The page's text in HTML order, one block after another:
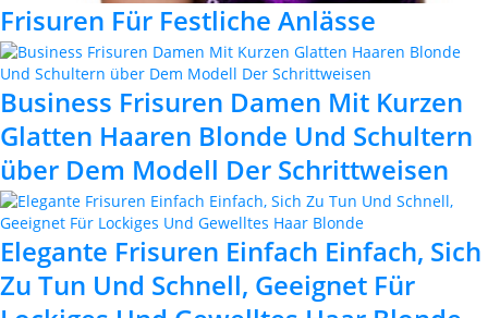
Frisuren Für Festliche Anlässe
Business Frisuren Damen Mit Kurzen
Glatten Haaren Blonde Und Schultern
über Dem Modell Der Schrittweisen
Elegante Frisuren Einfach Einfach, Sich
Zu Tun Und Schnell, Geeignet Für